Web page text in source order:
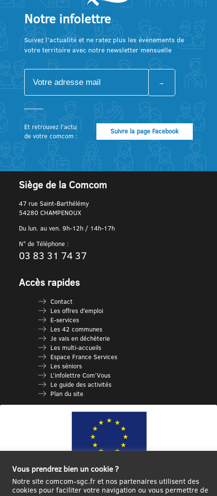
Notre infolettre
Suivez l’actualité et ne ratez plus les événements de
votre territoire avec notre newsletter mensuelle
Et retrouvez l’actu
de votre comcom :
Suivre la page Facebook
Siège de la Comcom
47 rue Saint-Barthélémy
54280 CHAMPENOUX
Du lun. au ven. 9h-12h / 14h-17h
N° de Téléphone :
03 83 31 74 37
Accès rapides
Contact
Les offres d’emploi
E-services
Les 42 communes
Je vais en déchèterie
Les multi-accueils
Espace France Services
Les séniors
L’infolettre Com’Vous
Le guide des activités
Plan du site
Ce site internet a été cofinancé par l’Union européenne avec le Fonds
Vous prendrez bien un cookie ?
Notre site comcom-sgc.fr et nos partenaires utilisent des
cookies pour faciliter votre navigation ou vous permettre de